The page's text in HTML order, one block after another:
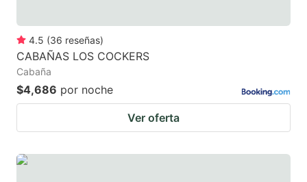
4.5 (36 reseñas)
CABAÑAS LOS COCKERS
Cabaña
$4,686 por noche
Ver oferta